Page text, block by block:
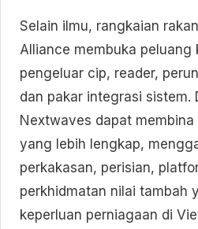
Selain ilmu, rangkaian
Alliance membuka peluang
pengeluar cip, reader,
dan pakar integrasi sistem.
Nextwaves dapat membina
yang lebih lengkap,
perkakasan, perisian,
perkhidmatan nilai tambah
keperluan perniagaan di